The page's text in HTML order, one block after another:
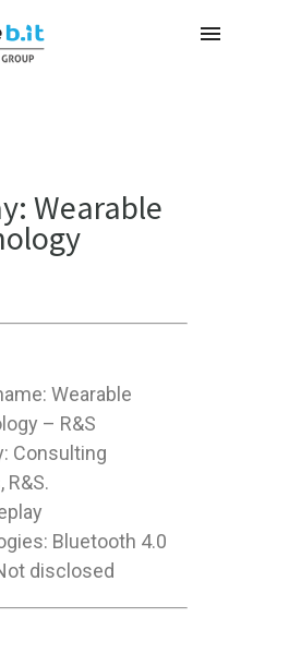
Wearable
Wearable
– R&S
Consulting
R&S.
Bluetooth 4.0
disclosed